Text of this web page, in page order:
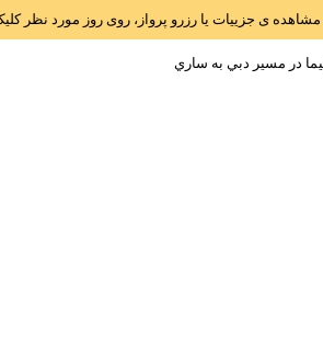
ی جزییات یا رزرو پرواز، روی روز مورد
در مسیر دبي به ساري